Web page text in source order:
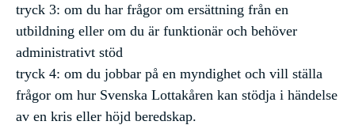
tryck 3: om du har frågor om ersättning från en
utbildning eller om du är funktionär och behöver
administrativt stöd
tryck 4: om du jobbar på en myndighet och vill ställa
frågor om hur Svenska Lottakåren kan stödja i händelse
av en kris eller höjd beredskap.